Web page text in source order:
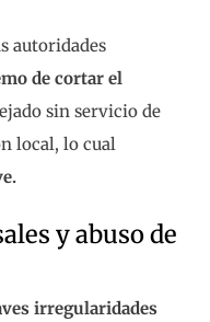
autoridades
de cortar el
sin servicio de
local, lo cual
y abuso de
irregularidades